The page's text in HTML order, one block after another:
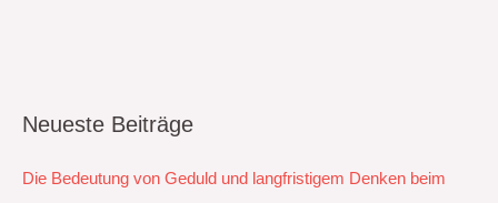
Neueste Beiträge
Die Bedeutung von Geduld und langfristigem Denken beim